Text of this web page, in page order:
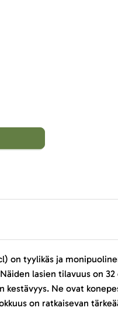
on tyylikäs ja
lasien tilavuus on
kestävyys. Ne ovat
on ratkaisevan